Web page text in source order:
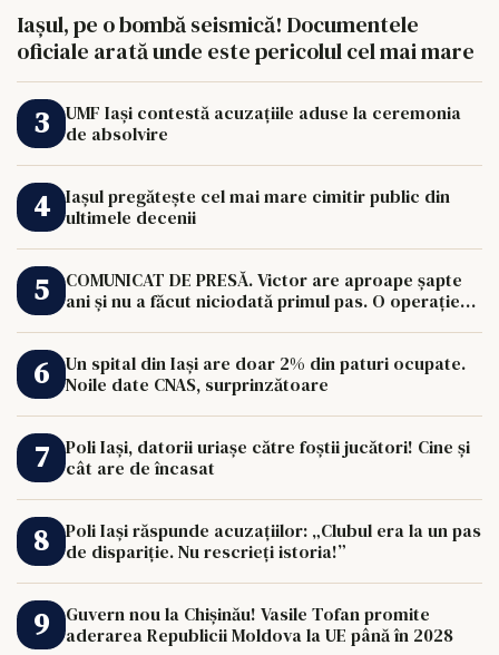
Iașul, pe o bombă seismică! Documentele
oficiale arată unde este pericolul cel mai mare
UMF Iași contestă acuzațiile aduse la ceremonia
de absolvire
Iașul pregătește cel mai mare cimitir public din
ultimele decenii
COMUNICAT DE PRESĂ. Victor are aproape șapte
ani și nu a făcut niciodată primul pas. O operație
Un spital din Iași are doar 2% din paturi ocupate.
Noile date CNAS, surprinzătoare
Poli Iași, datorii uriașe către foștii jucători! Cine și
cât are de încasat
Poli Iași răspunde acuzațiilor: „Clubul era la un pas
de dispariție. Nu rescrieți istoria!”
Guvern nou la Chișinău! Vasile Tofan promite
aderarea Republicii Moldova la UE până în 2028